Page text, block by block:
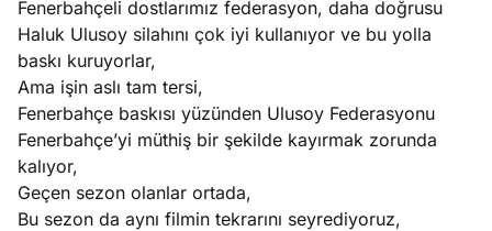
Ağustos
5, 2026
stok
caiz
Köşe
Spor
Fenerbahçeli dostlarımız federasyon, daha doğrusu
Haluk Ulusoy silahını çok iyi kullanıyor ve bu yolla
baskı kuruyorlar,
Ama işin aslı tam tersi,
Fenerbahçe baskısı yüzünden Ulusoy Federasyonu
Fenerbahçe’yi müthiş bir şekilde kayırmak zorunda
kalıyor,
Geçen sezon olanlar ortada,
Bu sezon da aynı filmin tekrarını seyrediyoruz,